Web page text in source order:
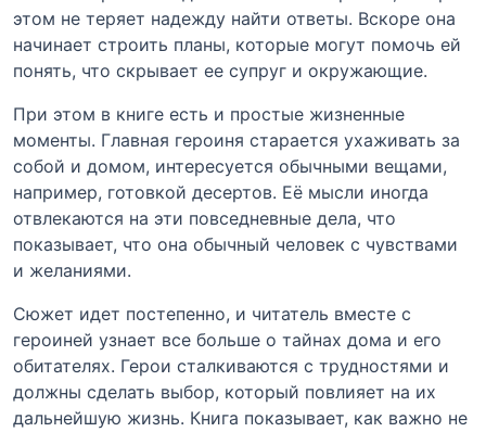
этом не теряет надежду найти ответы. Вскоре она
начинает строить планы, которые могут помочь ей
понять, что скрывает ее супруг и окружающие.
При этом в книге есть и простые жизненные
моменты. Главная героиня старается ухаживать за
собой и домом, интересуется обычными вещами,
например, готовкой десертов. Её мысли иногда
отвлекаются на эти повседневные дела, что
показывает, что она обычный человек с чувствами
и желаниями.
Сюжет идет постепенно, и читатель вместе с
героиней узнает все больше о тайнах дома и его
обитателях. Герои сталкиваются с трудностями и
должны сделать выбор, который повлияет на их
дальнейшую жизнь. Книга показывает, как важно не